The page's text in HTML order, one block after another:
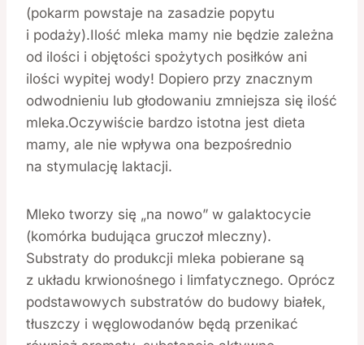
(pokarm powstaje na zasadzie popytu
i podaży).Ilość mleka mamy nie będzie zależna
od ilości i objętości spożytych posiłków ani
ilości wypitej wody! Dopiero przy znacznym
odwodnieniu lub głodowaniu zmniejsza się ilość
mleka.Oczywiście bardzo istotna jest dieta
mamy, ale nie wpływa ona bezpośrednio
na stymulację laktacji.
Mleko tworzy się „na nowo” w galaktocycie
(komórka budująca gruczoł mleczny).
Substraty do produkcji mleka pobierane są
z układu krwionośnego i limfatycznego. Oprócz
podstawowych substratów do budowy białek,
tłuszczy i węglowodanów będą przenikać